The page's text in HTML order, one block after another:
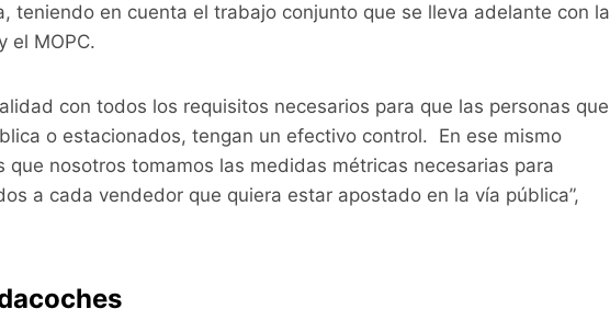
teniendo en cuenta el trabajo conjunto que se lleva adelante con la
el MOPC.
con todos los requisitos necesarios para que las personas que
o estacionados, tengan un efectivo control. En ese mismo
nosotros tomamos las medidas métricas necesarias para
a cada vendedor que quiera estar apostado en la vía pública”,